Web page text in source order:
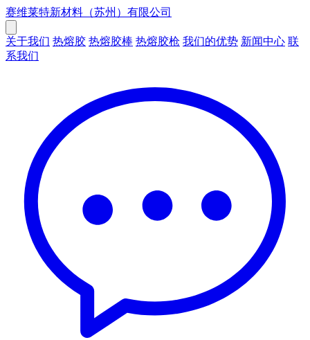
赛维莱特新材料（苏州）有限公司
关于我们 热熔胶 热熔胶棒 热熔胶枪 我们的优势 新闻中心 联
系我们